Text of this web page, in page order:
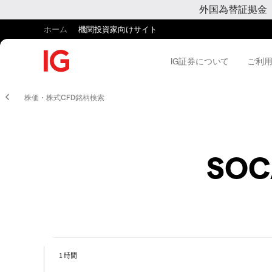
外国為替証拠金
ホーム 機関投資家向けサイト
IG証券について ご利
株価・株式CFD銘柄検索
1 時間